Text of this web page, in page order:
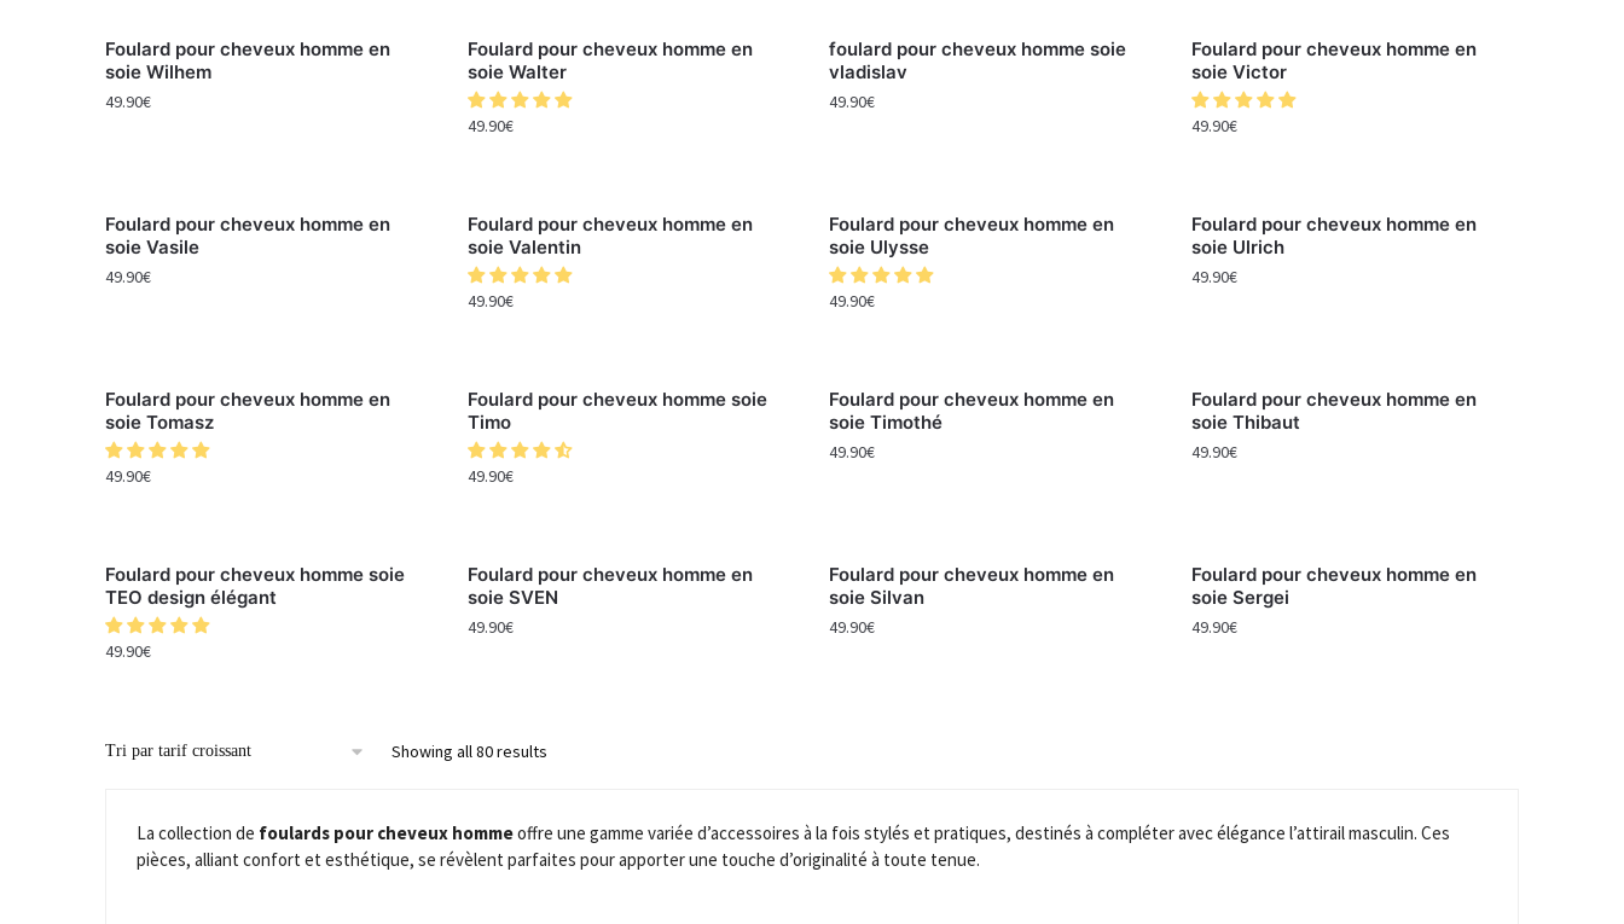
Foulard pour cheveux homme en
soie Wilhem
49.90€
Foulard pour cheveux homme en
soie Walter
49.90€
foulard pour cheveux homme soie
vladislav
49.90€
Foulard pour cheveux homme en
soie Victor
49.90€
Foulard pour cheveux homme en
soie Vasile
49.90€
Foulard pour cheveux homme en
soie Valentin
49.90€
Foulard pour cheveux homme en
soie Ulysse
49.90€
Foulard pour cheveux homme en
soie Ulrich
49.90€
Foulard pour cheveux homme en
soie Tomasz
49.90€
Foulard pour cheveux homme soie
Timo
49.90€
Foulard pour cheveux homme en
soie Timothé
49.90€
Foulard pour cheveux homme en
soie Thibaut
49.90€
Foulard pour cheveux homme soie
TEO design élégant
49.90€
Foulard pour cheveux homme en
soie SVEN
49.90€
Foulard pour cheveux homme en
soie Silvan
49.90€
Foulard pour cheveux homme en
soie Sergei
49.90€
Showing all 80 results
La collection de foulards pour cheveux hommeoffre une gamme variée d’accessoires à la fois stylés et pratiques, destinés à compléter avec élégance l’attirail masculin. Ces
pièces, alliant confort et esthétique, se révèlent parfaites pour apporter une touche d’originalité à toute tenue.